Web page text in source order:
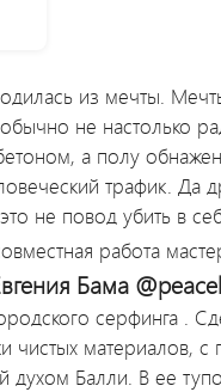
из мечты.
не настолько
а полу
трафик. Да
не повод убить в
работа
Бама
серфинга .
чистых материалов, с
духом Балли. В ее